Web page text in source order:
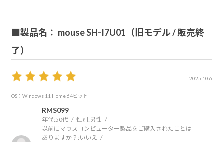
■製品名： mouse SH-I7U01（旧モデル / 販売終
了）
2025.10.6
OS：Windows 11 Home 64ビット
RMS099
年代:50代 性別:男性
以前にマウスコンピューター製品をご購入されたことは
ありますか？: いいえ